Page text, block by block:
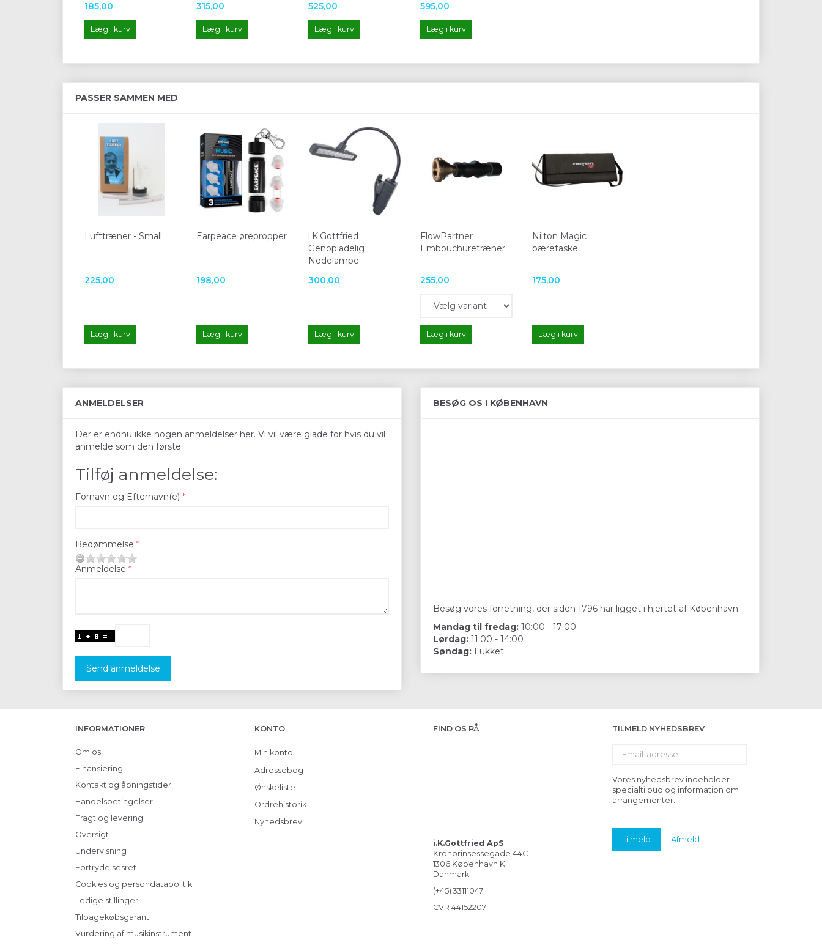
185,00
Læg i kurv
315,00
Læg i kurv
525,00
Læg i kurv
595,00
Læg i kurv
PASSER SAMMEN MED
Lufttræner - Small
225,00
Læg i kurv
Earpeace ørepropper
198,00
Læg i kurv
i.K.Gottfried
Genopladelig
Nodelampe
300,00
Læg i kurv
FlowPartner
Embouchuretræner
255,00
Læg i kurv
Nilton Magic
bæretaske
175,00
Læg i kurv
ANMELDELSER
Der er endnu ikke nogen anmeldelser her. Vi vil være glade for hvis du vil
anmelde som den første.
Tilføj anmeldelse:
Fornavn og Efternavn(e)
Bedømmelse
Anmeldelse
Send anmeldelse
BESØG OS I KØBENHAVN
Besøg vores forretning, der siden 1796 har ligget i hjertet af København.
Mandag til fredag: 10:00 - 17:00
Lørdag: 11:00 - 14:00
Søndag: Lukket
INFORMATIONER
Om os
Finansiering
Kontakt og åbningstider
Handelsbetingelser
Fragt og levering
Oversigt
Undervisning
Fortrydelsesret
Cookies og persondatapolitik
Ledige stillinger
Tilbagekøbsgaranti
Vurdering af musikinstrument
KONTO
Min konto
Adressebog
Ønskeliste
Ordrehistorik
Nyhedsbrev
FIND OS PÅ
i.K.Gottfried ApS
Kronprinsessegade 44C
1306 København K
Danmark
(+45) 33111047
CVR 44152207
TILMELD NYHEDSBREV
adresse
Vores nyhedsbrev indeholder
specialtilbud og information om
arrangementer.
Tilmeld Afmeld